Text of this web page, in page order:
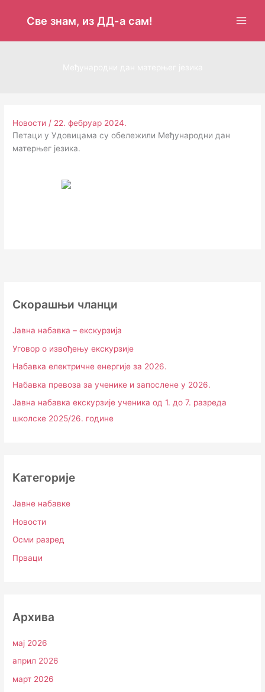
Све знам, из ДД-а сам!
Новости / 22. фебруар 2024.
Петаци у Удовицама су обележили Међународни дан
матерњег језика.
Скорашњи чланци
Јавна набавка – екскурзија
Уговор о извођењу екскурзије
Набавка електричне енергије за 2026.
Набавка превоза за ученике и запослене у 2026.
Јавна набавка екскурзије ученика од 1. до 7. разреда
школске 2025/26. године
Категорије
Јавне набавке
Новости
Осми разред
Прваци
Архива
мај 2026
април 2026
март 2026